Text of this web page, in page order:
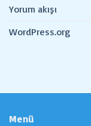
Yorum akışı
WordPress.org
Menü